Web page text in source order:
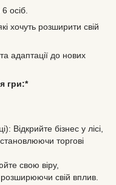
осіб.
хочуть розширити свій
адаптації до нових
гри:*
Відкрийте бізнес у лісі,
торгові
свою віру,
розширюючи свій вплив.